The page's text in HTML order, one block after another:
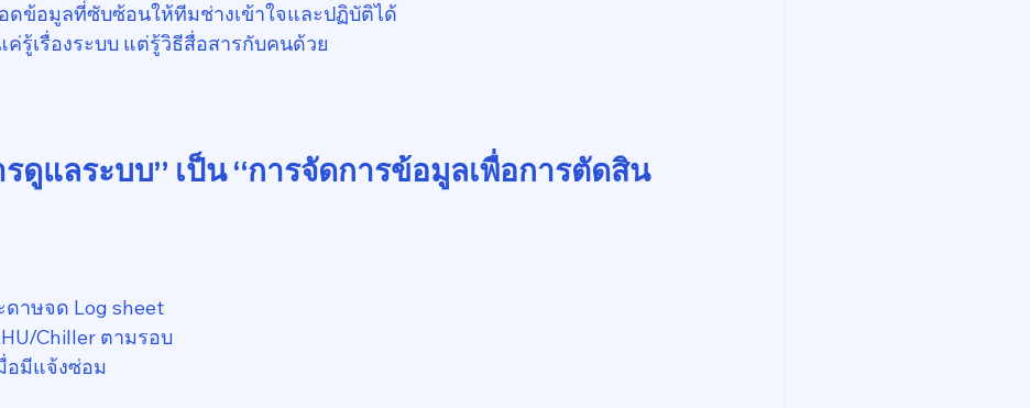
ยทอดข้อมูลที่ซับซ้อนให้ทีมช่างเข้าใจและปฏิบัติได้
ช่แค่รู้เรื่องระบบ แต่รู้วิธีสื่อสารกับคนด้วย
รดูแลระบบ” เป็น “การจัดการข้อมูลเพื่อการตัดสิน
ะดาษจด Log sheet
AHU/Chiller ตามรอบ
เมื่อมีแจ้งซ่อม